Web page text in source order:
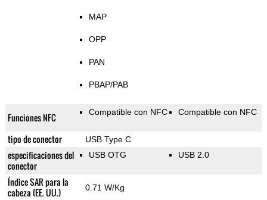
MAP
OPP
PAN
PBAP/PAB
Funciones NFC Compatible con NFC Compatible con NFC
tipo de conector USB Type C
especificaciones del
conector
USB OTG USB 2.0
Índice SAR para la
cabeza (EE. UU.)
0.71 W/Kg